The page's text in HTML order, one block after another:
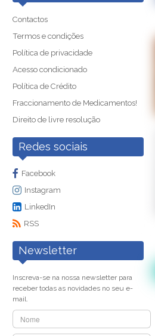
Contactos
Termos e condições
Política de privacidade
Acesso condicionado
Política de Crédito
Fraccionamento de Medicamentos!
Direito de livre resolução
Redes sociais
Facebook
Instagram
LinkedIn
RSS
Newsletter
Inscreva-se na nossa newsletter para
receber todas as novidades no seu e-
mail.